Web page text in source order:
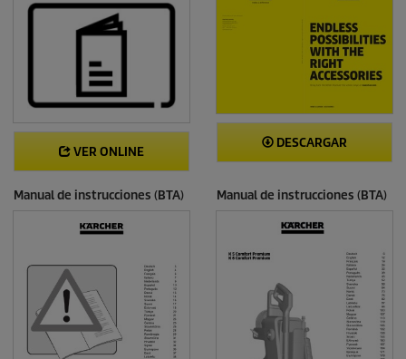
VER ONLINE
DESCARGAR
Manual de instrucciones (BTA) Manual de instrucciones (BTA)